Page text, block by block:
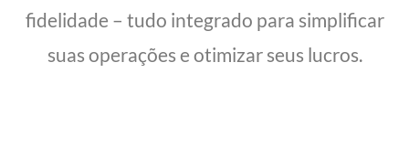
fidelidade – tudo integrado para simplificar
suas operações e otimizar seus lucros.